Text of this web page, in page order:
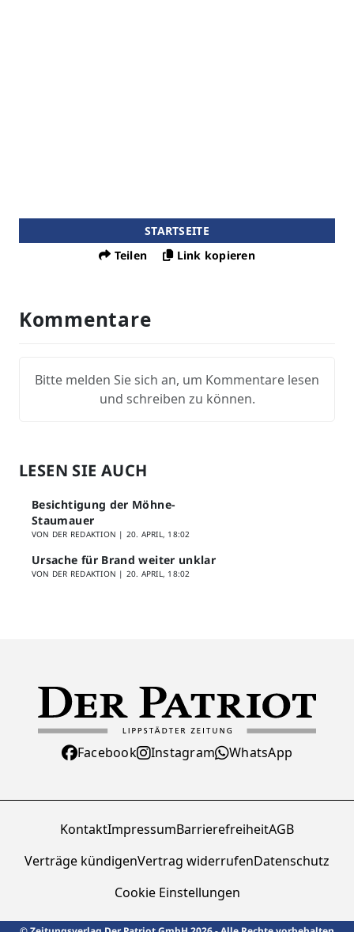
STARTSEITE
Teilen
Link kopieren
Kommentare
Bitte melden Sie sich an, um Kommentare lesen
und schreiben zu können.
LESEN SIE AUCH
Besichtigung der Möhne-
Staumauer
VON DER REDAKTION | 20. APRIL, 18:02
Ursache für Brand weiter unklar
VON DER REDAKTION | 20. APRIL, 18:02
Facebook Instagram WhatsApp
KontaktImpressumBarrierefreiheitAGB
Verträge kündigenVertrag widerrufenDatenschutz
Cookie Einstellungen